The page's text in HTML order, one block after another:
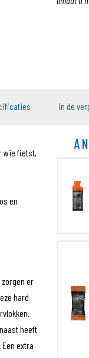
In de
wie fietst,
en
er
hard
heeft
extra